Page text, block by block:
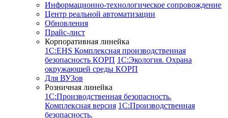
Информационно-технологическое сопровождение
Центр реальной автоматизации
Обновления
Прайс-лист
Корпоративная линейка
1С:EHS Комплексная производственная
безопасность КОРП 1С:Экология. Охрана
окружающей среды КОРП
Для ВУЗов
Розничная линейка
1C:Производственная безопасность.
Комплексная версия 1C:Производственная
безопасность.